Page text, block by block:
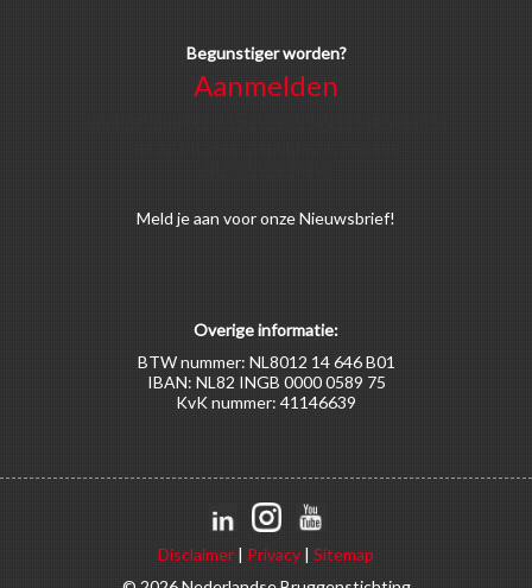
Begunstiger worden?
Aanmelden
Meld je aan voor onze Nieuwsbrief!
Overige informatie:
BTW nummer: NL8012 14 646 B01
IBAN: NL82 INGB 0000 0589 75
KvK nummer: 41146639
Disclaimer | Privacy | Sitemap